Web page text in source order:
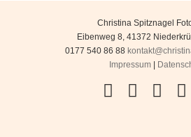
Christina Spitznagel
Eibenweg 8 41372
0177 540 86 88
Impressum|
Facebook